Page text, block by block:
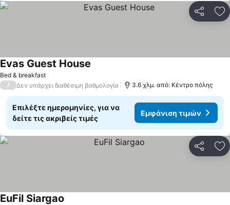
Bed & breakfast
Evas Guest House
/ Δεν υπάρχει διαθέσιμη βαθμολογία 3.6 χλμ. από: Κέντρο πόλης
Επιλέξτε ημερομηνίες, για να
δείτε τις ακριβείς τιμές
Εμφάνιση τιμών
EuFil Siargao